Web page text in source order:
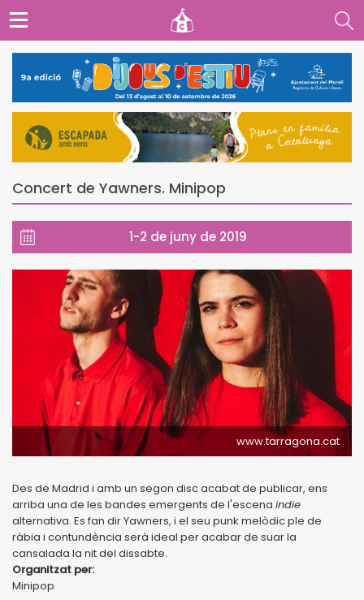
Concert de Yawners. Minipop
1-2 de juny de 2019
www.tarragona.cat
Des de Madrid i amb un segon disc acabat de publicar, ens
arriba una de les bandes emergents de l'escena indie
alternativa. Es fan dir Yawners, i el seu punk melòdic ple de
ràbia i contundència serà ideal per acabar de suar la
cansalada la nit del dissabte.
Organitzat per:
Minipop